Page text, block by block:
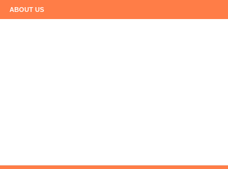
ABOUT US